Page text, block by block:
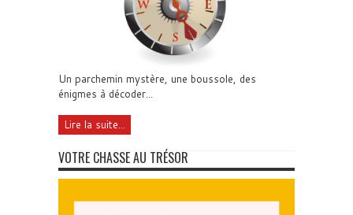
Un parchemin mystère, une boussole, des
énigmes à décoder...
Lire la suite...
VOTRE CHASSE AU TRÉSOR